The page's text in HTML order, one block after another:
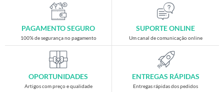
PAGAMENTO SEGURO
100% de segurança no pagamento
SUPORTE ONLINE
Um canal de comunicação online
OPORTUNIDADES
Artigos com preço e qualidade
ENTREGAS RÁPIDAS
Entregas rápidas dos pedidos